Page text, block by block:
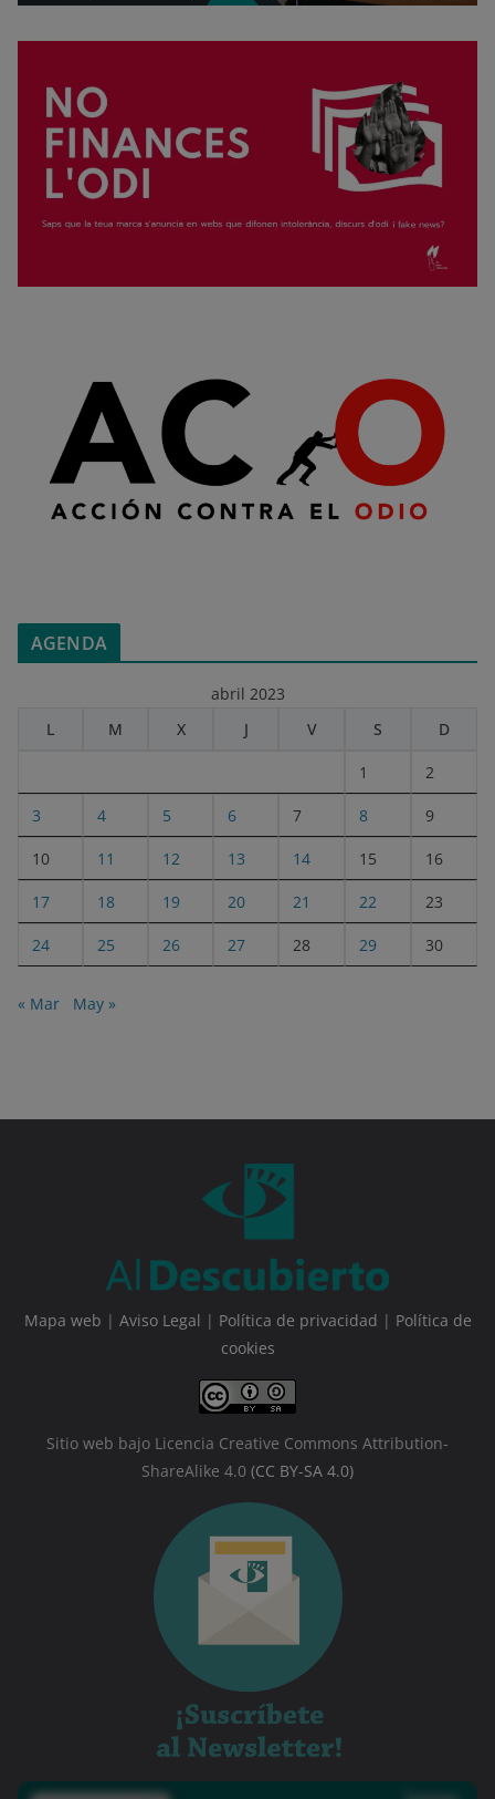
AGENDA
abril 2023
L
M X J V S D
1 2
3 4 5 6 7 8 9
10 11 12 13 14 15 16
17 18 19 20 21 22 23
24 25 26 27 28 29 30
« Mar May »
Mapa web | Aviso Legal | Política de privacidad | Política de
cookies
Sitio web bajo Licencia Creative Commons Attribution-
ShareAlike 4.0 (CC BY-SA 4.0)